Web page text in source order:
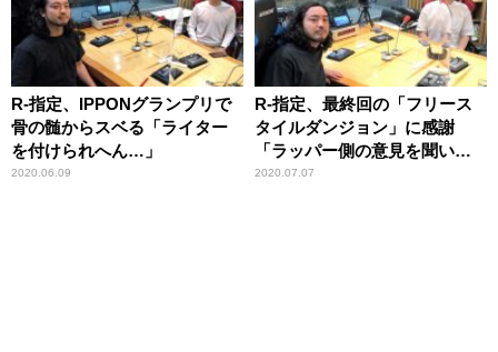
R-指定、IPPONグランプリで
骨の髄からスベる「ライター
を付けられへん…」
2020.06.09
R-指定、最終回の「フリース
タイルダンジョン」に感謝
「ラッパー側の意見を聞いて
くれました」
2020.07.07